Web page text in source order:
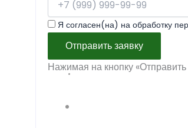
Я согласен(на) на обработку
Отправить заявку
Нажимая на кнопку